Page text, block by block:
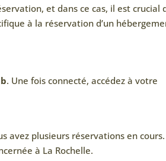
et dans ce cas, il est crucial
à la réservation d’un
. Une fois connecté, accédez à votre
avez plusieurs réservations en
à La Rochelle.